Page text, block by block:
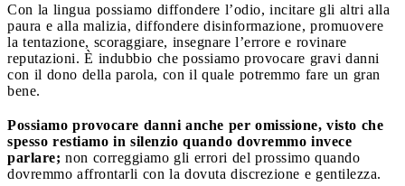
Con la lingua possiamo diffondere l’odio, incitare gli altri alla
paura e alla malizia, diffondere disinformazione, promuovere
la tentazione, scoraggiare, insegnare l’errore e rovinare
reputazioni. È indubbio che possiamo provocare gravi danni
con il dono della parola, con il quale potremmo fare un gran
bene.
Possiamo provocare danni anche per omissione, visto che
spesso restiamo in silenzio quando dovremmo invece
parlare; non correggiamo gli errori del prossimo quando
dovremmo affrontarli con la dovuta discrezione e gentilezza.